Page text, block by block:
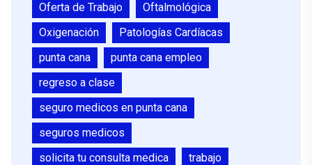
Oferta de Trabajo
Oftalmológica
Oxigenación
Patologías Cardíacas
punta cana
punta cana empleo
regreso a clase
seguro medicos en punta cana
seguros medicos
solicita tu consulta medica
trabajo